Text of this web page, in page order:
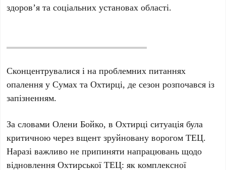
здоров’я та соціальних установах області.
Сконцентрувалися і на проблемних питаннях
опалення у Сумах та Охтирці, де сезон розпочався із
запізненням.
За словами Олени Бойко, в Охтирці ситуація була
критичною через вщент зруйновану ворогом ТЕЦ.
Наразі важливо не припиняти напрацювань щодо
відновлення Охтирської ТЕЦ: як комплексної